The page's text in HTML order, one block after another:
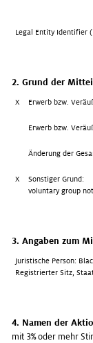
Legal Entity Identifier
2. Grund der
X Erwerb bzw.
Erwerb bzw.
Änderung der
X
Sonstiger Grund:
voluntary group
3. Angaben zum
Juristische Person:
Registrierter Sitz,
4. Namen der
mit 3% oder mehr